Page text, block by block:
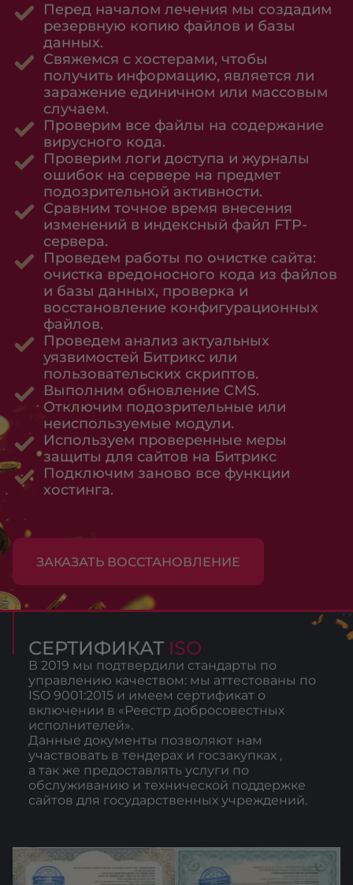
Перед началом лечения мы создадим
резервную копию файлов и базы
данных.
Свяжемся с хостерами, чтобы
получить информацию, является ли
заражение единичном или массовым
случаем.
Проверим все файлы на содержание
вирусного кода.
Проверим логи доступа и журналы
ошибок на сервере на предмет
подозрительной активности.
Сравним точное время внесения
изменений в индексный файл FTP-
сервера.
Проведем работы по очистке сайта:
очистка вредоносного кода из файлов
и базы данных, проверка и
восстановление конфигурационных
файлов.
Проведем анализ актуальных
уязвимостей Битрикс или
пользовательских скриптов.
Выполним обновление CMS.
Отключим подозрительные или
неиспользуемые модули.
Используем проверенные меры
защиты для сайтов на Битрикс
Подключим заново все функции
хостинга.
ЗАКАЗАТЬ ВОССТАНОВЛЕНИЕ
СЕРТИФИКАТ ISO
В 2019 мы подтвердили стандарты по
управлению качеством: мы аттестованы по
ISO 9001:2015 и имеем сертификат о
включении в «Реестр добросовестных
исполнителей».
Данные документы позволяют нам
участвовать в тендерах и госзакупках ,
а так же предоставлять услуги по
обслуживанию и технической поддержке
сайтов для государственных учреждений.